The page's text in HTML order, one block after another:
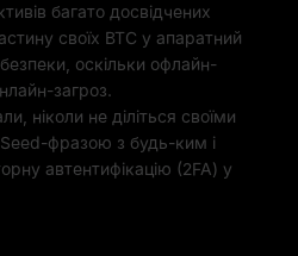
багато досвідчених
своїх BTC у апаратний
оскільки офлайн-
загроз.
ніколи не діліться своїми
фразою з будь-ким і
автентифікацію (2FA) у